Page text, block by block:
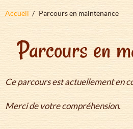
Fil
Accueil Parcours en maintenance
Parcours en
Ce parcours est actuellement en
Merci de votre compréhension.